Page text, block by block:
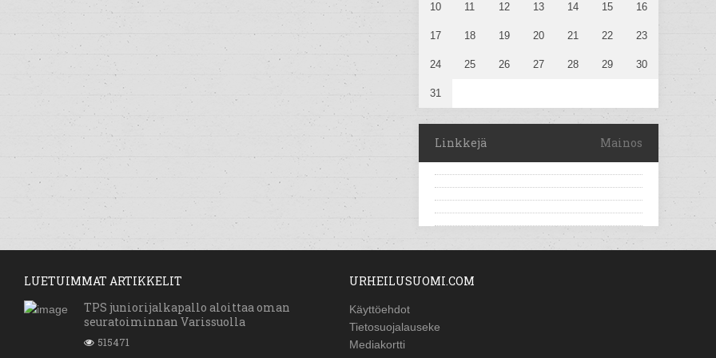
10 11 12 13 14 15 16
17 18 19 20 21 22 23
24 25 26 27 28 29 30
31
Linkkejä Mainos
LUETUIMMAT ARTIKKELIT
TPS juniorijalkapallo aloittaa oman
seuratoiminnan Varissuolla
515471
URHEILUSUOMI.COM
Käyttöehdot
Tietosuojalauseke
Mediakortti